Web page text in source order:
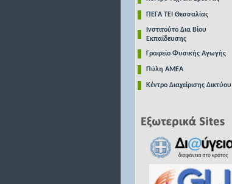
ΠΕΓΑ ΤΕΙ Θεσσαλίας
Ινστιτούτο Δια Βίου
Εκπαίδευσης
Γραφείο Φυσικής Αγωγής
Πύλη ΑΜΕΑ
Κέντρο Διαχείρισης Δικτύου